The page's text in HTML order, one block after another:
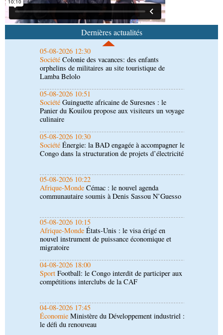
Dernières actualités
05-08-2026 12:30
Colonie des vacances: des enfants
orphelins de militaires au site touristique de
05-08-2026 10:51
Société Guinguette africaine de Suresnes : le
Panier du Kouilou propose aux visiteurs un voyage
culinaire
05-08-2026 10:30
Société Énergie: la BAD engagée à accompagner le
Congo dans la structuration de projets d’électricité
05-08-2026 10:22
Afrique-Monde Cémac : le nouvel agenda
communautaire soumis à Denis Sassou N’Guesso
05-08-2026 10:15
Afrique-Monde États-Unis : le visa érigé en
nouvel instrument de puissance économique et
04-08-2026 18:00
SportFootball: le Congo interdit de participer aux
compétitions interclubs de la CAF
04-08-2026 17:45
ÉconomieMinistère du Développement industriel :
le défi du renouveau
04-08-2026 17:45
SociétéInsertion professionnelle: des jeunes
formés aux métiers de l’hôtellerie